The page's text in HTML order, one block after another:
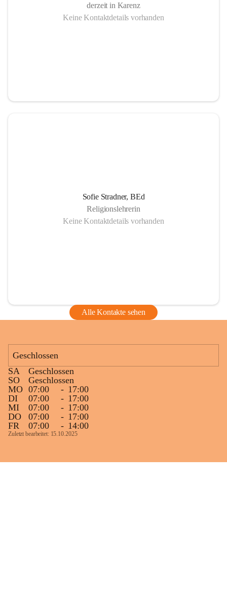
derzeit in Karenz
Keine Kontaktdetails vorhanden
Sofie Stradner, BEd
Religionslehrerin
Keine Kontaktdetails vorhanden
Alle Kontakte sehen
Geschlossen
SA
Geschlossen
SO
Geschlossen
MO 07:00 - 17:00
DI
07:00 - 17:00
MI
07:00 - 17:00
DO
07:00 - 17:00
FR
07:00 - 14:00
Zuletzt bearbeitet: 15.10.2025